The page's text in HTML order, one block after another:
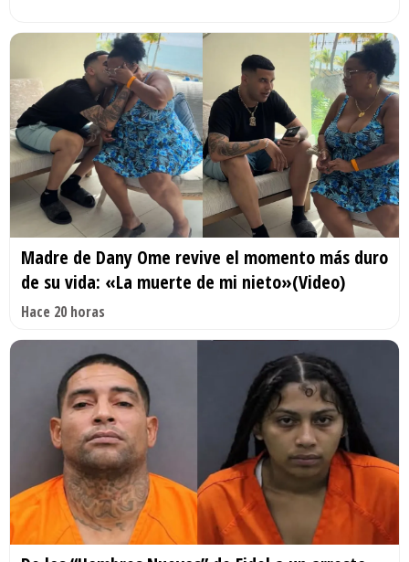
Madre de Dany Ome revive el momento más duro
de su vida: «La muerte de mi nieto»(Video)
Hace 20 horas